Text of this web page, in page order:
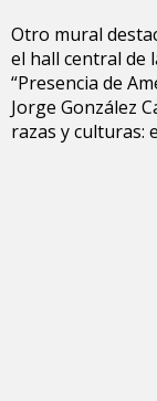
Otro mural
el hall central de
“Presencia de
Jorge González
razas y culturas: